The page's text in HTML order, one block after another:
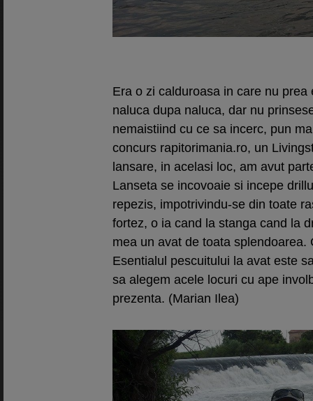
Era o zi calduroasa in care nu
naluca dupa naluca, dar nu
nemaistiind cu ce sa incerc, pun
concurs rapitorimania.ro, un
lansare, in acelasi loc, am avut
Lanseta se incovoaie si incepe
repezis, impotrivindu-se din toate
fortez, o ia cand la stanga cand la
mea un avat de toata
Esentialul pescuitului la avat este
sa alegem acele locuri cu ape
prezenta. (Marian Ilea)